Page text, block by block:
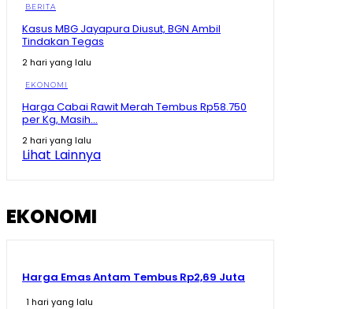
Prabowo Kumpulkan Buku Pelajaran Asia Tenggara,
Kurikulum RI Mau Dibawa ke Mana?
11:19
Maluku Utara Ekonominya Melejit, Rakyat Kebagian
01:16
BERITA
Kasus MBG Jayapura Diusut, BGN Ambil
Tindakan Tegas
2 hari yang lalu
EKONOMI
Harga Cabai Rawit Merah Tembus Rp58.750
per Kg, Masih...
2 hari yang lalu
Lihat Lainnya
EKONOMI
Harga Emas Antam Tembus Rp2,69 Juta
1 hari yang lalu